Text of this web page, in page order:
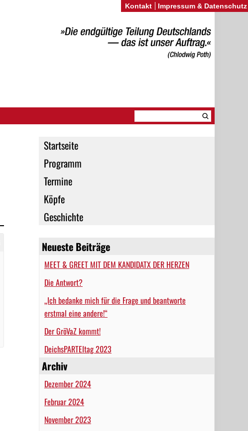
Startseite
Programm
Termine
Köpfe
Geschichte
Neueste Beiträge
MEET & GREET MIT DEM KANDIDATX DER HERZEN
Die Antwort?
„Ich bedanke mich für die Frage und beantworte
erstmal eine andere!“
Der GröVaZ kommt!
DeichsPARTEItag 2023
Archiv
Dezember 2024
Februar 2024
November 2023
Kontakt Impressum & Datenschutz